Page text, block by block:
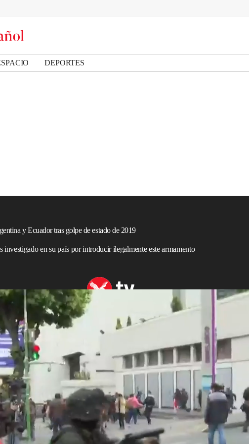
DEPORTES
y Ecuador tras golpe de estado de 2019
en su país por introducir ilegalmente este armamento
a Bolivia tras golpe de estado en 2019
deBolivia, presentó las municiones y el armamento
yEcuadortras el golpe de estado que derrocó a
Áñez
de la Policía Boliviana y mostró el equipo que fue
y Lenín Moreno
para presuntamente reprimir a la
golpe de estado de noviembre de 2019.
irregular, sin cumplir con la normativa legal
de goma, 28 gases aerosol, 19 gases aerosol, 55
de gas CS", detalló el ministro de Gobierno en